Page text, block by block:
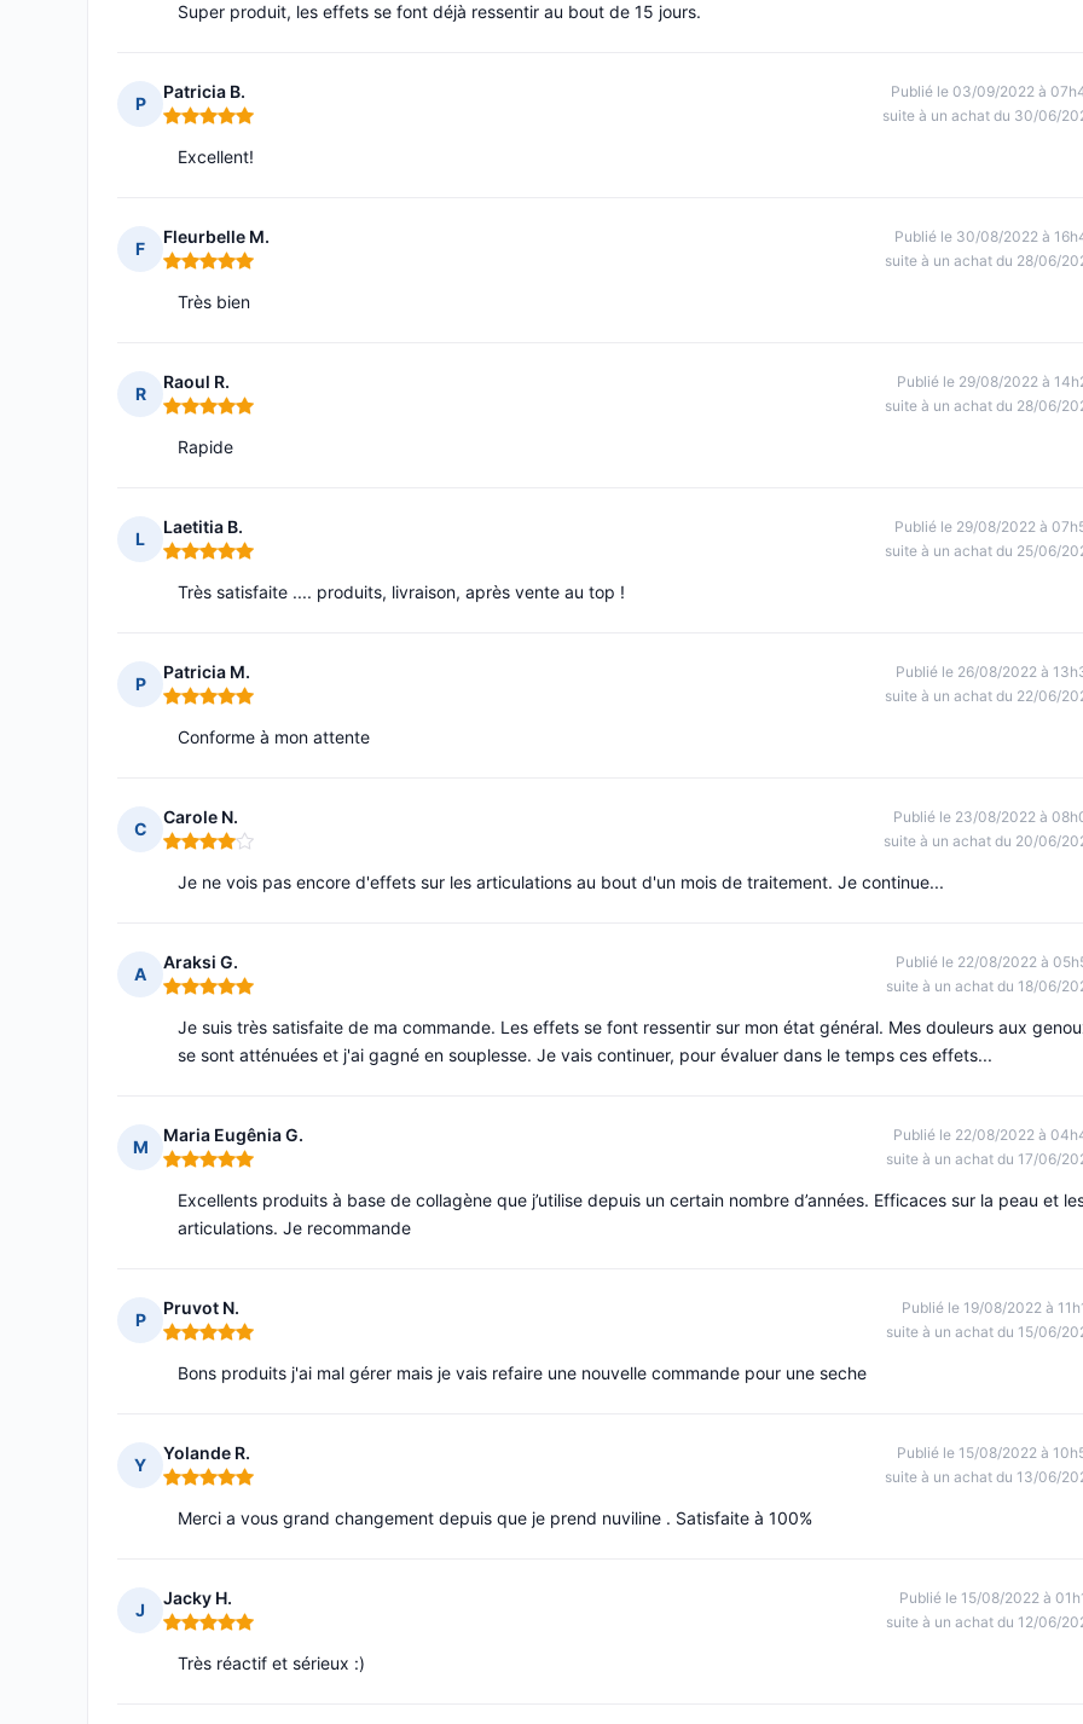
Super produit, les effets se font déjà ressentir au bout de 15 jours.
P
Patricia B.
Note : 5 sur 5
Publié le 03/09/2022 à
suite à un achat du 30/06/
Excellent!
F
Fleurbelle M.
Note : 5 sur 5
Publié le 30/08/2022 à
suite à un achat du 28/06/
Très bien
R
Raoul R.
Note : 5 sur 5
Publié le 29/08/2022 à
suite à un achat du 28/06/
Rapide
L
Laetitia B.
Note : 5 sur 5
Publié le 29/08/2022 à
suite à un achat du 25/06/
Très satisfaite .... produits, livraison, après vente au top !
P
Patricia M.
Note : 5 sur 5
Publié le 26/08/2022 à
suite à un achat du 22/06/
Conforme à mon attente
C
Carole N.
Note : 4 sur 5
Publié le 23/08/2022 à
suite à un achat du 20/06/
Je ne vois pas encore d'effets sur les articulations au bout d'un mois de traitement. Je continue...
A
Araksi G.
Note : 5 sur 5
Publié le 22/08/2022 à
suite à un achat du 18/06/
Je suis très satisfaite de ma commande. Les effets se font ressentir sur mon état général. Mes douleurs aux
se sont atténuées et j'ai gagné en souplesse. Je vais continuer, pour évaluer dans le temps ces effets...
M
Maria Eugênia G.
Note : 5 sur 5
Publié le 22/08/2022 à
suite à un achat du 17/06/
Excellents produits à base de collagène que j’utilise depuis un certain nombre d’années. Efficaces sur la peau et
articulations. Je recommande
P
Pruvot N.
Note : 5 sur 5
Publié le 19/08/2022 à
suite à un achat du 15/06/
Bons produits j'ai mal gérer mais je vais refaire une nouvelle commande pour une seche
Y
Yolande R.
Note : 5 sur 5
Publié le 15/08/2022 à
suite à un achat du 13/06/
Merci a vous grand changement depuis que je prend nuviline . Satisfaite à 100%
J
Jacky H.
Note : 5 sur 5
Publié le 15/08/2022 à
suite à un achat du 12/06/
Très réactif et sérieux :)